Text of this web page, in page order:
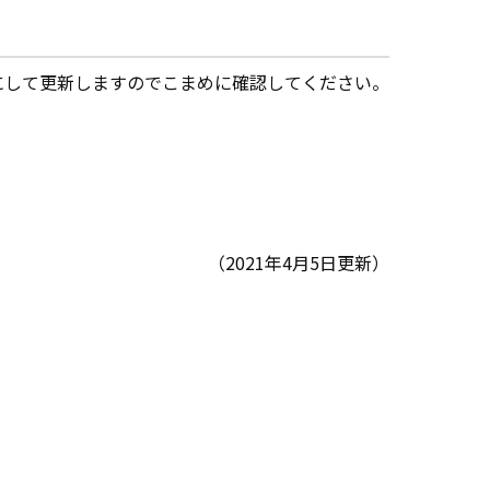
て更新しますのでこまめに確認してください。
（2021年4月5日更新）